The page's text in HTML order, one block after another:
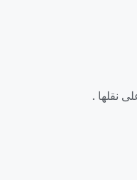
نقلها .